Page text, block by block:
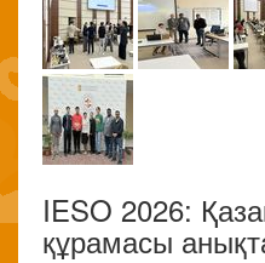
IESO 2026:
құрамасы